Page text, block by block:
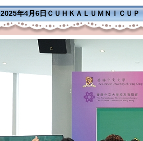
2025年4月6日ＣＵＨＫＡＬＵＭＮＩＣＵＰ